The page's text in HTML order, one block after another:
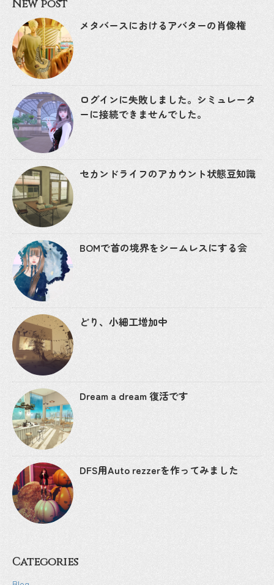
New post
メタバースにおけるアバターの肖像権
ログインに失敗しました。シミュレータ
ーに接続できませんでした。
セカンドライフのアカウント状態豆知識
BOMで首の境界をシームレスにする会
どり、小細工増加中
Dream a dream 復活です
DFS用Auto rezzerを作ってみました
Categories